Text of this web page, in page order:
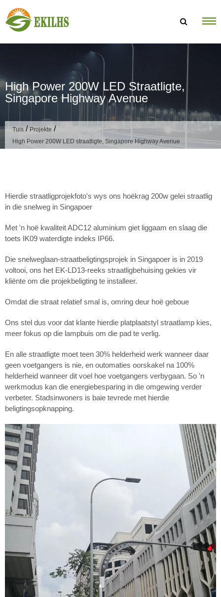
High Power 200W LED Straatligte,
Singapore Highway Avenue
Tuis/Projekte /
High Power 200W LED straatligte, Singapore Highway Avenue
Hierdie straatligprojekfoto's wys ons hoëkrag 200w gelei straatlig
in die snelweg in Singapoer
Met 'n hoë kwaliteit ADC12 aluminium giet liggaam en slaag die
toets IK09 waterdigte indeks IP66.
Die snelweglaan-straatbeligtingsprojek in Singapoer is in 2019
voltooi, ons het EK-LD13-reeks straatligbehuising gekies vir
kliënte om die projekbeligting te installeer.
Omdat die straat relatief smal is, omring deur hoë geboue
Ons stel dus voor dat klante hierdie platplaatstyl straatlamp kies,
meer fokus op die lampbuis om die pad te verlig.
En alle straatligte moet teen 30% helderheid werk wanneer daar
geen voetgangers is nie, en outomaties oorskakel na 100%
helderheid wanneer dit voel hoe voetgangers verbygaan. So 'n
werkmodus kan die energiebesparing in die omgewing verder
verbeter. Stadsinwoners is baie tevrede met hierdie
beligtingsopknapping.